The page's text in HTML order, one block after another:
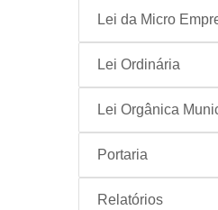
Lei da Micro
Lei Ordinária
Lei Orgânica
Portaria
Relatórios